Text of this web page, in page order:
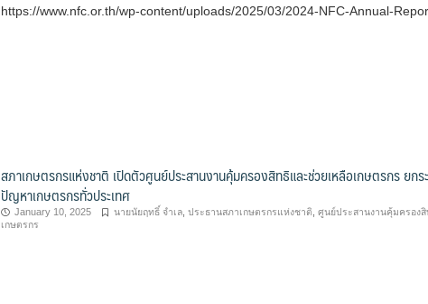
https://www.nfc.or.th/wp-content/uploads/2025/03/2024-NFC-Annual-
สภาเกษตรกรแห่งชาติ เปิดตัวศูนย์ประสานงานคุ้มครองสิทธิและช่วยเหลือเกษตรกร ยกร
ปัญหาเกษตรกรทั่วประเทศ
January 10, 2025 นายนัยฤทธิ์ จำเล, ประธานสภาเกษตรกรแห่งชาติ ศูนย์ประสานงานคุ้มครอง
เกษตรกร